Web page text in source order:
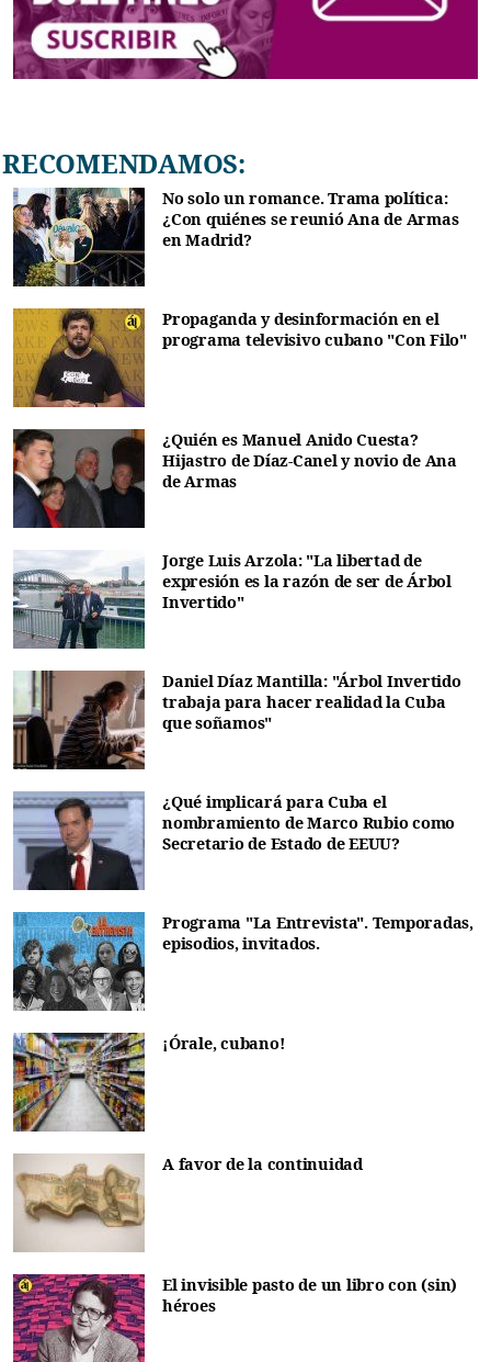
RECOMENDAMOS:
No solo un romance. Trama política:
¿Con quiénes se reunió Ana de Armas
en Madrid?
Propaganda y desinformación en el
programa televisivo cubano "Con Filo"
¿Quién es Manuel Anido Cuesta?
Hijastro de Díaz-Canel y novio de Ana
de Armas
Jorge Luis Arzola: "La libertad de
expresión es la razón de ser de Árbol
Invertido"
Daniel Díaz Mantilla: "Árbol Invertido
trabaja para hacer realidad la Cuba
que soñamos"
¿Qué implicará para Cuba el
nombramiento de Marco Rubio como
Secretario de Estado de EEUU?
Programa "La Entrevista". Temporadas,
episodios, invitados.
¡Órale, cubano!
A favor de la continuidad
El invisible pasto de un libro con (sin)
héroes